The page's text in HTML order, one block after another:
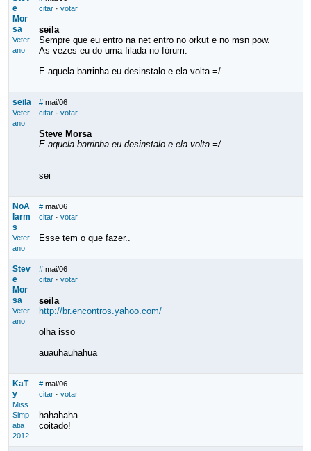
e
Mor
sa
Veter
ano
citar· votar
seila
Sempre que eu entro na net entro no orkut e no msn pow.
As vezes eu do uma filada no fórum.
E aquela barrinha eu desinstalo e ela volta =/
seila
Veter
ano
# mai/06
citar· votar
Steve Morsa
E aquela barrinha eu desinstalo e ela volta =/
sei
NoA
larm
s
Veter
ano
# mai/06
citar· votar
Esse tem o que fazer..
Stev
e
Mor
sa
Veter
ano
# mai/06
citar· votar
seila
http://br.encontros.yahoo.com/
olha isso
auauhauhahua
KaT
y
Miss
Simp
atia
2012
# mai/06
citar· votar
hahahaha...
coitado!